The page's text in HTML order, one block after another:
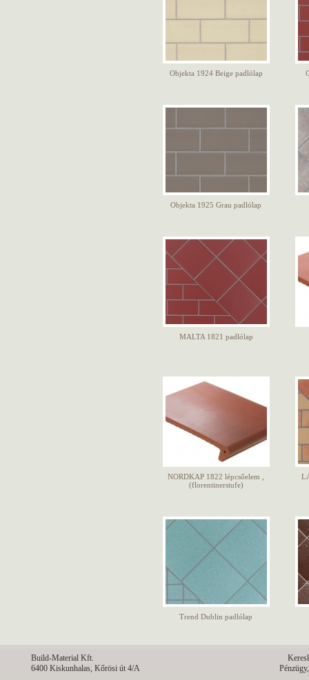
Objekta 1924 Beige padlólap
Objekta 1925 Grau padlólap
MALTA 1821 padlólap
NORDKAP 1822 lépcsőelem ,
(florentinerstufe)
Trend Dublin padlólap
Build-Material Kft.
6400 Kiskunhalas, Kőrösi út 4/A